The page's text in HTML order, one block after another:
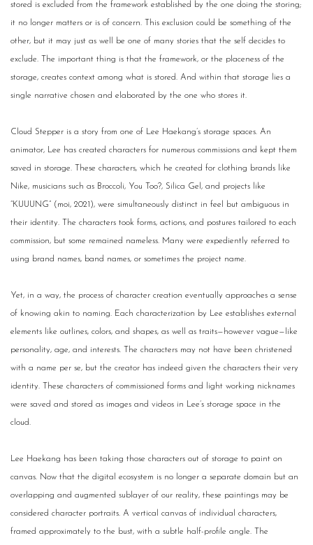
stored is excluded from the framework established by the one doing the storing;
it no longer matters or is of concern. This exclusion could be something of the
other, but it may just as well be one of many stories that the self decides to
exclude. The important thing is that the framework, or the placeness of the
storage, creates context among what is stored. And within that storage lies a
single narrative chosen and elaborated by the one who stores it.
Cloud Stepper is a story from one of Lee Haekang’s storage spaces. An
animator, Lee has created characters for numerous commissions and kept them
saved in storage. These characters, which he created for clothing brands like
Nike, musicians such as Broccoli, You Too?, Silica Gel, and projects like
“KUUUNG” (moi, 2021), were simultaneously distinct in feel but ambiguous in
their identity. The characters took forms, actions, and postures tailored to each
commission, but some remained nameless. Many were expediently referred to
using brand names, band names, or sometimes the project name.
Yet, in a way, the process of character creation eventually approaches a sense
of knowing akin to naming. Each characterization by Lee establishes external
elements like outlines, colors, and shapes, as well as traits—however vague—like
personality, age, and interests. The characters may not have been christened
with a name per se, but the creator has indeed given the characters their very
identity. These characters of commissioned forms and light working nicknames
were saved and stored as images and videos in Lee’s storage space in the
cloud.
Lee Haekang has been taking those characters out of storage to paint on
canvas. Now that the digital ecosystem is no longer a separate domain but an
overlapping and augmented sublayer of our reality, these paintings may be
considered character portraits. A vertical canvas of individual characters,
framed approximately to the bust, with a subtle half-profile angle. The